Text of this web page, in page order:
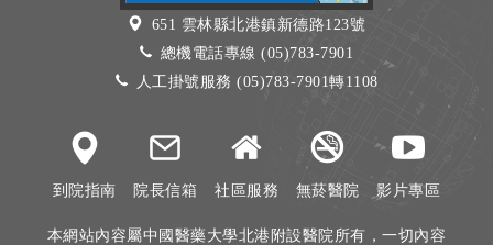
651 雲林縣北港鎮新德路123號
總機電話專線 (05)783-7901
人工掛號服務 (05)783-7901轉1108
到院指南 院長信箱 社區服務 無菸醫院 影片專區
本網站內容屬中國醫藥大學北港附設醫院所有，一切內容